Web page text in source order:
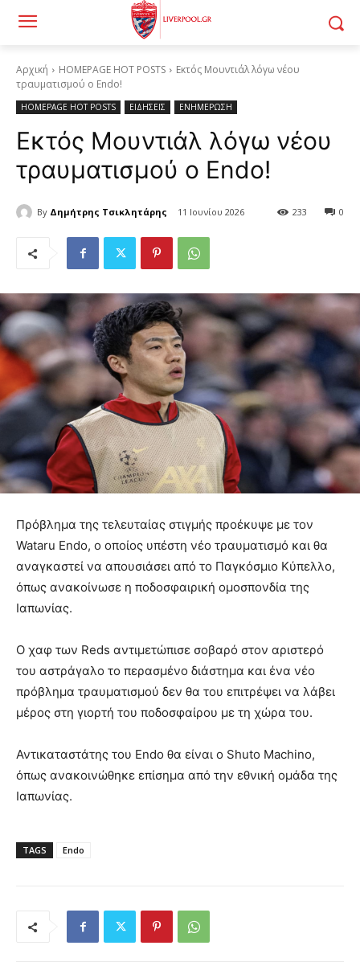
Αρχική HOMEPAGE HOT POSTS
Εκτός Μουντιάλ λόγω νέου
τραυματισμού ο Endo!
HOMEPAGE HOT POSTS ΕΙΔΗΣΕΙΣ ΕΝΗΜΕΡΩΣΗ
Εκτός Μουντιάλ λόγω νέου
τραυματισμού ο Endo!
By Δημήτρης Τσικλητάρης 11 Ιουνίου 2026 0
233
Πρόβλημα της τελευταίας στιγμής προέκυψε με τον
Wataru Endo, ο οποίος υπέστη νέο τραυματισμό και θα
αναγκαστεί να απουσιάσει από το Παγκόσμιο Κύπελλο,
όπως ανακοίνωσε η ποδοσφαιρική ομοσπονδία της
Ιαπωνίας.
Ο χαφ των Reds αντιμετώπισε σοβαρό στον αριστερό
του αστράγαλο το περασμένο διάστημα και ένα νέο
πρόβλημα τραυματισμού δεν θα του επιτρέψει να λάβει
μέρος στη γιορτή του ποδοσφαίρου με τη χώρα του.
Αντικαταστάτης του Endo θα είναι ο Shuto Machino,
όπως ανακοινώθηκε επίσημα από την εθνική ομάδα της
Ιαπωνίας.
TAGS Endo